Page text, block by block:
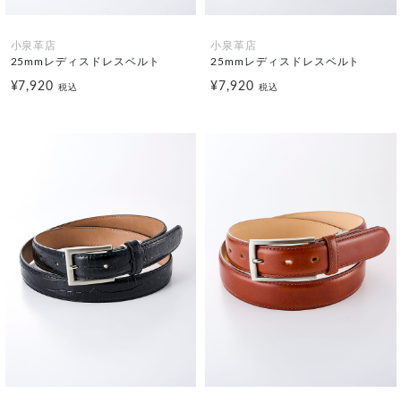
小泉革店
25mmレディスドレスベルト
¥7,920税込
小泉革店
25mmレディスドレスベルト
¥7,920 税込